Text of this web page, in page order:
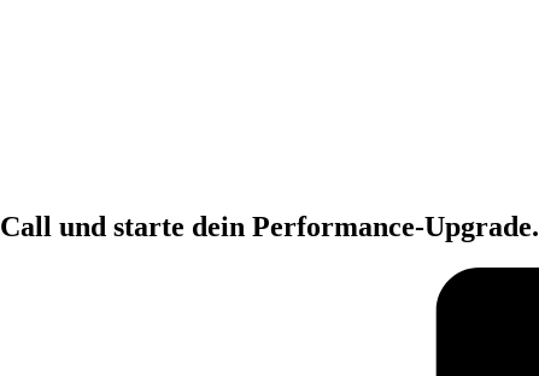
und starte dein Performance-Upgrade.